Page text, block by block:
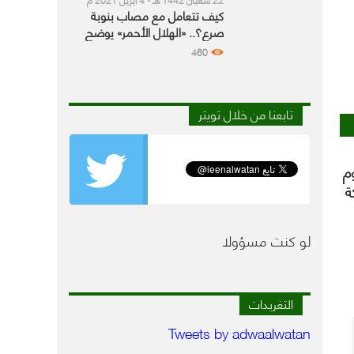
كيف تتعامل مع مصاب بنوبة
صرع؟.. «الهلال الأحمر» يوضح
أفضل الطرق
460
تابعنا من خلال تويتر
لو كنت مسؤولا
التغريدات
Tweets by adwaalwatan